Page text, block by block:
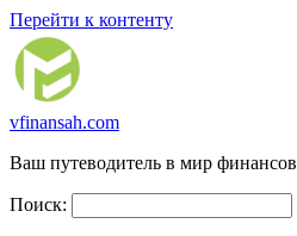
Перейти к контенту
vfinansah.com
Ваш путеводитель в мир финансов
Поиск: